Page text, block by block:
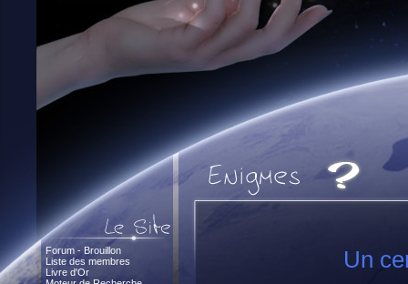
Forum - Brouillon
Liste des membres
Livre d'Or
Un